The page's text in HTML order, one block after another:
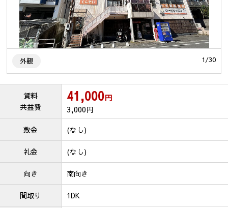
外観 1/30
賃料
共益費
41,000円
3,000円
敷金
(なし)
礼金 (なし)
向き 南向き
間取り 1DK